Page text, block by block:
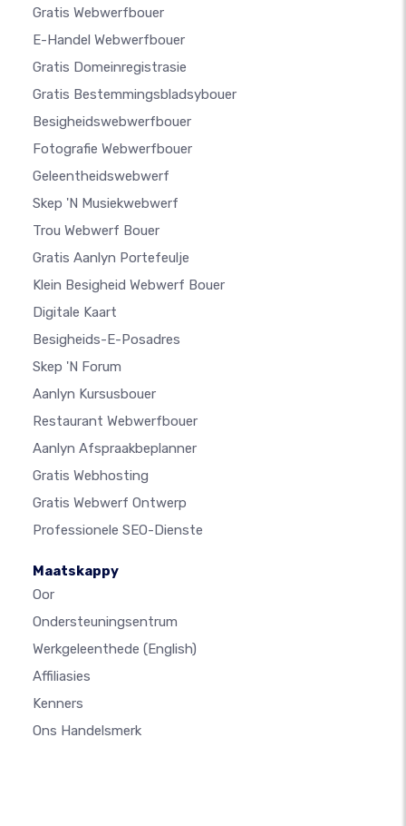
Gratis Webwerfbouer
E-Handel Webwerfbouer
Gratis Domeinregistrasie
Gratis Bestemmingsbladsybouer
Besigheidswebwerfbouer
Fotografie Webwerfbouer
Geleentheidswebwerf
Skep 'n Musiekwebwerf
Trou Webwerf Bouer
Gratis Aanlyn Portefeulje
Klein Besigheid Webwerf Bouer
Digitale Kaart
Besigheids-E-Posadres
Skep 'n Forum
Aanlyn Kursusbouer
Restaurant Webwerfbouer
Aanlyn Afspraakbeplanner
Gratis Webhosting
Gratis Webwerf Ontwerp
Professionele SEO-Dienste
Maatskappy
Oor
Ondersteuningsentrum
Werkgeleenthede (English)
Affiliasies
Kenners
Ons Handelsmerk